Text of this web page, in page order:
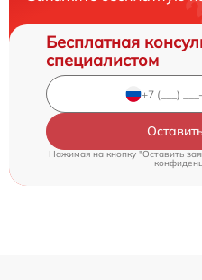
Бесплатная
специалистом
Нажимая на кнопку "Оставить